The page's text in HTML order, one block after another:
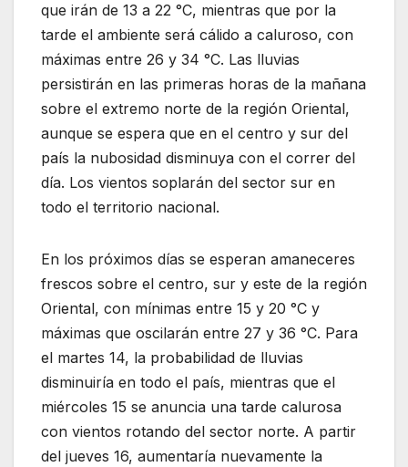
que irán de 13 a 22 °C, mientras que por la
tarde el ambiente será cálido a caluroso, con
máximas entre 26 y 34 °C. Las lluvias
persistirán en las primeras horas de la mañana
sobre el extremo norte de la región Oriental,
aunque se espera que en el centro y sur del
país la nubosidad disminuya con el correr del
día. Los vientos soplarán del sector sur en
todo el territorio nacional.
En los próximos días se esperan amaneceres
frescos sobre el centro, sur y este de la región
Oriental, con mínimas entre 15 y 20 °C y
máximas que oscilarán entre 27 y 36 °C. Para
el martes 14, la probabilidad de lluvias
disminuiría en todo el país, mientras que el
miércoles 15 se anuncia una tarde calurosa
con vientos rotando del sector norte. A partir
del jueves 16, aumentaría nuevamente la